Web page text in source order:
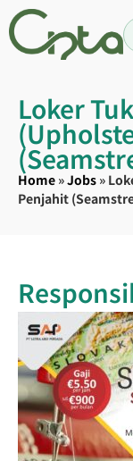
Loker
Home »Jobs »
Penjahit